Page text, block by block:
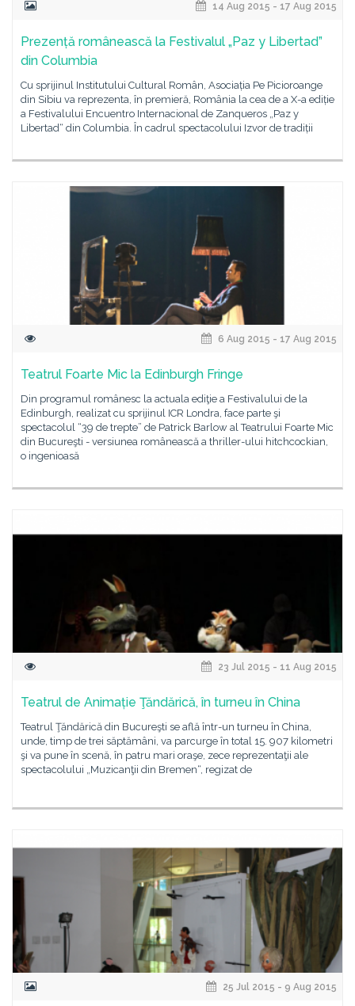
14 Aug 2015 - 17 Aug 2015
Prezență românească la Festivalul „Paz y Libertad”
din Columbia
Cu sprijinul Institutului Cultural Român, Asociația Pe Picioroange
din Sibiu va reprezenta, în premieră, România la cea de a X-a ediție
a Festivalului Encuentro Internacional de Zanqueros „Paz y
Libertad“ din Columbia. În cadrul spectacolului Izvor de tradiții
6 Aug 2015 - 17 Aug 2015
Teatrul Foarte Mic la Edinburgh Fringe
Din programul românesc la actuala ediţie a Festivalului de la
Edinburgh, realizat cu sprijinul ICR Londra, face parte şi
spectacolul “39 de trepte” de Patrick Barlow al Teatrului Foarte Mic
din Bucureşti - versiunea românească a thriller-ului hitchcockian,
o ingenioasă
23 Jul 2015 - 11 Aug 2015
Teatrul de Animație Ţăndărică, în turneu în China
Teatrul Ţăndărică din Bucureşti se află într-un turneu în China,
unde, timp de trei săptămâni, va parcurge în total 15. 907 kilometri
şi va pune în scenă, în patru mari oraşe, zece reprezentaţii ale
spectacolului „Muzicanţii din Bremen“, regizat de
25 Jul 2015 - 9 Aug 2015